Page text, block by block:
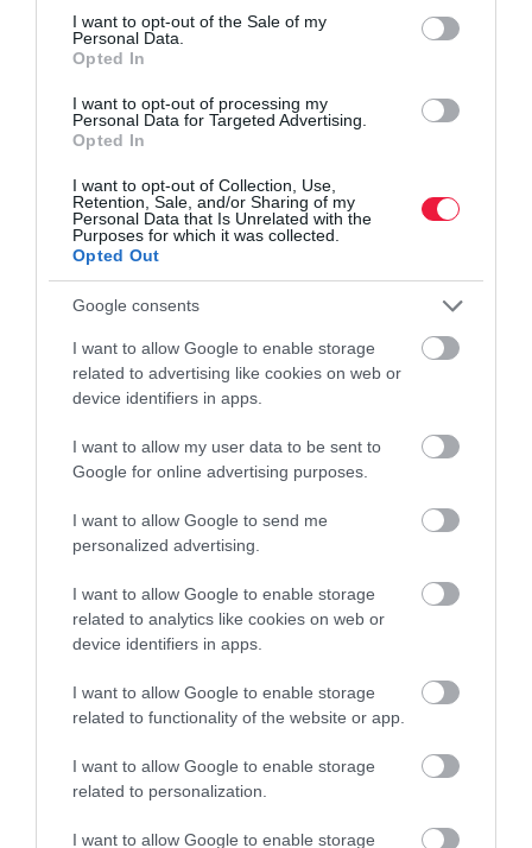
consent section.
I want to opt-out of the Sale of my
Personal Data.
Opted In
I want to opt-out of processing my
Personal Data for Targeted Advertising.
Opted In
I want to opt-out of Collection, Use,
Retention, Sale, and/or Sharing of my
Personal Data that Is Unrelated with the
Purposes for which it was collected.
Opted Out
Google consents
I want to allow Google to enable storage
related to advertising like cookies on web or
device identifiers in apps.
I want to allow my user data to be sent to
Google for online advertising purposes.
I want to allow Google to send me
personalized advertising.
I want to allow Google to enable storage
related to analytics like cookies on web or
device identifiers in apps.
I want to allow Google to enable storage
related to functionality of the website or app.
I want to allow Google to enable storage
related to personalization.
I want to allow Google to enable storage
újonnan belépőknek és a jelenleg pincében termelő, de a modern
termesztésbe átlépni kívánó szereplőknek.
Vállalkozásunk szakmai észrevételekkel, javaslatokkal tudott
segíteni Magyarország Kormányának a pályázati rendszer
alapján a magyar gombaipar elindulhat a további modernizálás
útján. A jövőbeni pályázókat számtalan módon tudjuk segíteni,
amelynek a fő alappillérei:
a több évtizedes egyedi és kimagasló magyar és nemzetközi
tapasztalataink, kidolgozott, engedélyezési és kivitelezési
szintű tervdokumentációk,
gombatermesztési alapanyag (csiperkegomba komposzt és
a megtermelt gomba felvásárlása igények alapján (teljes
integrátori szerep),
a kivitelezők megtalálása és kiválasztása, valamint
a project management mellett és után a szaktanácsadóink
támogatás ellátása.
Célunk az, hogy Magyarország gombaimport függőségét
leginkább az, hogy minél több, friss egészséges gombához,
élelmiszerhez juttassuk a magyar fogyasztókat. Áporkai
komposztüzemünkből a jövőben szeretnénk még több hazai és új
szereplőt is kiszolgálni, a több mint 10-15 országba való